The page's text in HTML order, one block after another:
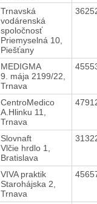
Trnavská
vodárenská
spoločnosť
Priemyselná 10,
Piešťany
MEDIGMA
9. mája 2199/22,
Trnava
CentroMedico
A.Hlinku 11,
Trnava
Slovnaft
Vlčie hrdlo 1,
Bratislava
VIVA praktik
Starohájska 2,
Trnava